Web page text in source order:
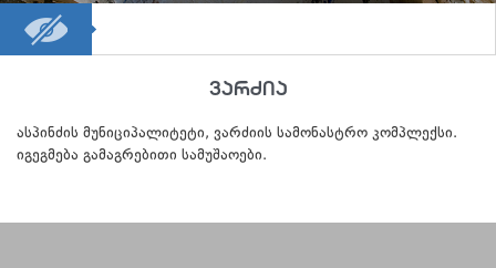
ვარძია
ასპინძის მუნიციპალიტეტი, ვარძიის სამონასტრო კომპლექსი.
იგეგმება გამაგრებითი სამუშაოები.